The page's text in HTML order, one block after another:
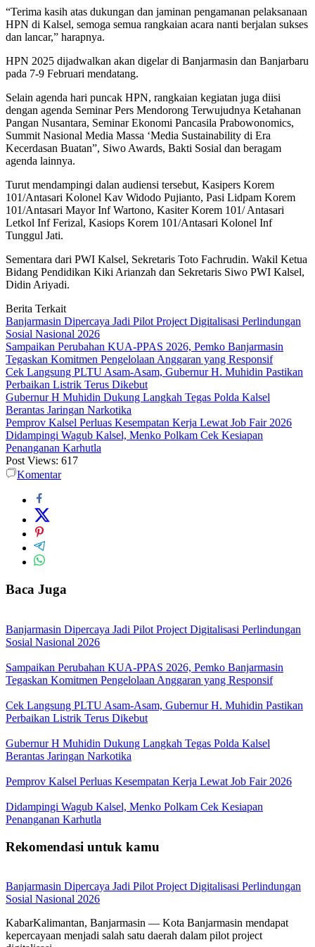
“Terima kasih atas dukungan dan jaminan pengamanan pelaksanaan
HPN di Kalsel, semoga semua rangkaian acara nanti berjalan sukses
dan lancar,” harapnya.
HPN 2025 dijadwalkan akan digelar di Banjarmasin dan Banjarbaru
pada 7-9 Februari mendatang.
Selain agenda hari puncak HPN, rangkaian kegiatan juga diisi
dengan agenda Seminar Pers Mendorong Terwujudnya Ketahanan
Pangan Nusantara, Seminar Ekonomi Pancasila Prabowonomics,
Summit Nasional Media Massa ‘Media Sustainability di Era
Kecerdasan Buatan”, Siwo Awards, Bakti Sosial dan beragam
agenda lainnya.
Turut mendampingi dalan audiensi tersebut, Kasipers Korem
101/Antasari Kolonel Kav Widodo Pujianto, Pasi Lidpam Korem
101/Antasari Mayor Inf Wartono, Kasiter Korem 101/ Antasari
Letkol Inf Ferizal, Kasiops Korem 101/Antasari Kolonel Inf
Tunggul Jati.
Sementara dari PWI Kalsel, Sekretaris Toto Fachrudin. Wakil Ketua
Bidang Pendidikan Kiki Arianzah dan Sekretaris Siwo PWI Kalsel,
Didin Ariyadi.
Berita Terkait
Banjarmasin Dipercaya Jadi Pilot Project Digitalisasi Perlindungan
Sosial Nasional 2026
Sampaikan Perubahan KUA-PPAS 2026, Pemko Banjarmasin
Tegaskan Komitmen Pengelolaan Anggaran yang Responsif
Cek Langsung PLTU Asam-Asam, Gubernur H. Muhidin Pastikan
Perbaikan Listrik Terus Dikebut
Gubernur H Muhidin Dukung Langkah Tegas Polda Kalsel
Berantas Jaringan Narkotika
Pemprov Kalsel Perluas Kesempatan Kerja Lewat Job Fair 2026
Didampingi Wagub Kalsel, Menko Polkam Cek Kesiapan
Penanganan Karhutla
Post Views: 617
Komentar
Baca Juga
Banjarmasin Dipercaya Jadi Pilot Project Digitalisasi Perlindungan
Sosial Nasional 2026
Sampaikan Perubahan KUA-PPAS 2026, Pemko Banjarmasin
Tegaskan Komitmen Pengelolaan Anggaran yang Responsif
Cek Langsung PLTU Asam-Asam, Gubernur H. Muhidin Pastikan
Perbaikan Listrik Terus Dikebut
Gubernur H Muhidin Dukung Langkah Tegas Polda Kalsel
Berantas Jaringan Narkotika
Pemprov Kalsel Perluas Kesempatan Kerja Lewat Job Fair 2026
Didampingi Wagub Kalsel, Menko Polkam Cek Kesiapan
Penanganan Karhutla
Rekomendasi untuk kamu
Banjarmasin Dipercaya Jadi Pilot Project Digitalisasi Perlindungan
Sosial Nasional 2026
KabarKalimantan, Banjarmasin — Kota Banjarmasin mendapat
kepercayaan menjadi salah satu daerah dalam pilot project